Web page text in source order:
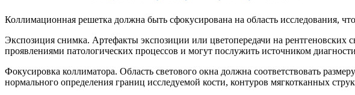
Коллимационная решетка должна быть сфокусирована на область исследования,
Экспозиция снимка. Артефакты экспозиции или цветопередачи на рентгеновских
проявлениями патологических процессов и могут послужить источником
Фокусировка коллиматора. Область светового окна должна соответствовать
нормального определения границ исследуемой кости, контуров мягкотканных